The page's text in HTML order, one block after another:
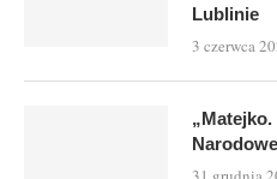
Lublinie
3 czerwca